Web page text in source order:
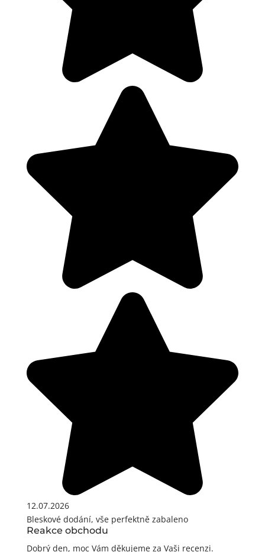
12.07.2026
Bleskové dodání, vše perfektně zabaleno
Reakce obchodu
Dobrý den, moc Vám děkujeme za Vaši recenzi.